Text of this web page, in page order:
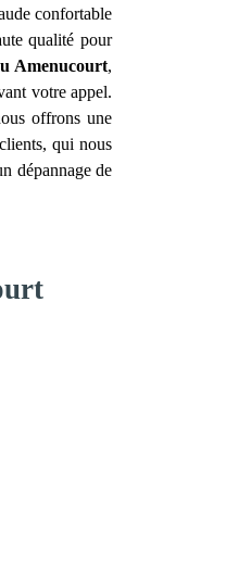
confortable
qualité pour
Amenucourt,
votre appel.
offrons une
qui nous
dépannage de